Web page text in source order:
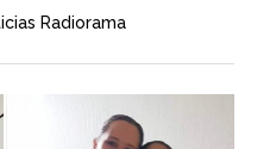
Radiorama